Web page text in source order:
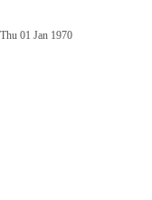
Thu 01 Jan 1970